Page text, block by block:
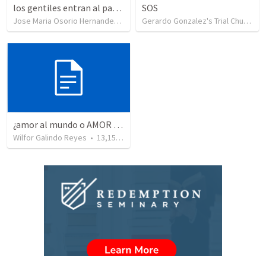
los gentiles entran al pacto
Jose Maria Osorio Hernandez• views
SOS
Gerardo Gonzalez's Trial Church Group
¿amor al mundo o AMOR A DIOS?
Wilfor Galindo Reyes • 13,156 views